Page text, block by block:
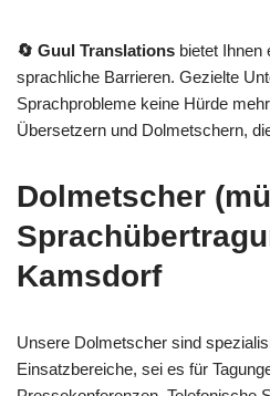
🔄 Guul Translations bietet Ihnen
sprachliche Barrieren. Gezielte
Sprachprobleme keine Hürde
Übersetzern und Dolmetschern,
Dolmetscher
Kamsdorf
Unsere Dolmetscher sind
Einsatzbereiche, sei es für